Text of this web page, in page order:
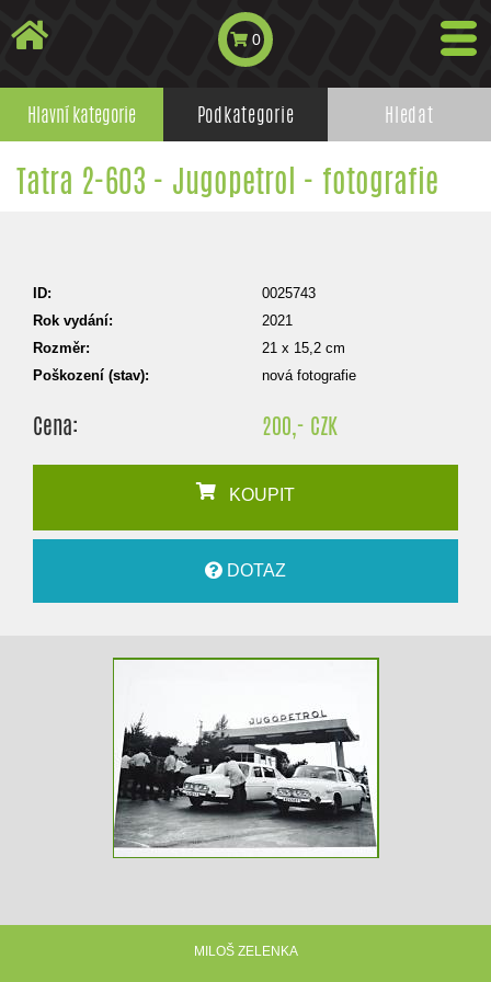
0
Hlavní kategorie Podkategorie Hledat
Tatra 2-603 - Jugopetrol - fotografie
ID:
0025743
Rok vydání:
2021
Rozměr:
21 x 15,2 cm
Poškození (stav):
nová fotografie
Cena: 200,- CZK
KOUPIT
DOTAZ
MILOŠ ZELENKA